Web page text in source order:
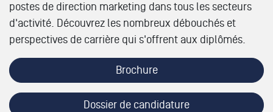
postes de direction marketing dans tous les secteurs
d'activité. Découvrez les nombreux débouchés et
perspectives de carrière qui s'offrent aux diplômés.
Brochure
Dossier de candidature